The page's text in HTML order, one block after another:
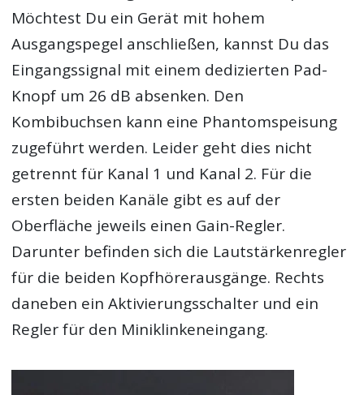
Möchtest Du ein Gerät mit hohem
Ausgangspegel anschließen, kannst Du das
Eingangssignal mit einem dedizierten Pad-
Knopf um 26 dB absenken. Den
Kombibuchsen kann eine Phantomspeisung
zugeführt werden. Leider geht dies nicht
getrennt für Kanal 1 und Kanal 2. Für die
ersten beiden Kanäle gibt es auf der
Oberfläche jeweils einen Gain-Regler.
Darunter befinden sich die Lautstärkenregler
für die beiden Kopfhörerausgänge. Rechts
daneben ein Aktivierungsschalter und ein
Regler für den Miniklinkeneingang.